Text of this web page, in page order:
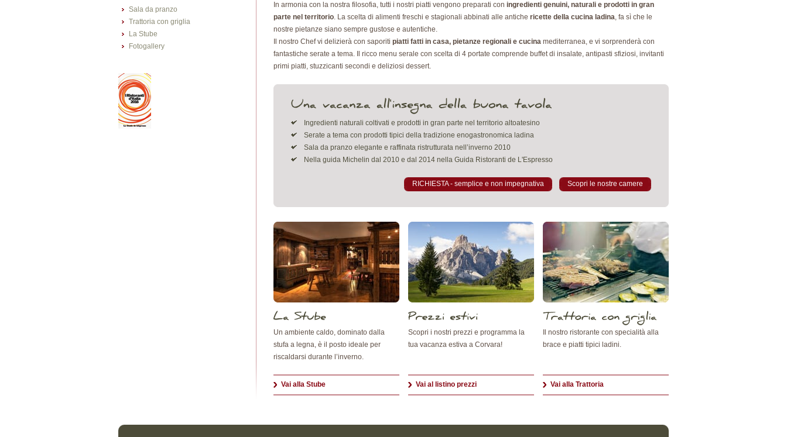
In armonia con la nostra filosofia, tutti i nostri piatti vengono preparati con ingredienti genuini, naturali e prodotti in gran
parte nel territorio. La scelta di alimenti freschi e stagionali abbinati alle antiche ricette della cucina ladina, fa sì che le
nostre pietanze siano sempre gustose e autentiche.
Il nostro Chef vi delizierà con saporiti piatti fatti in casa, pietanze regionali e cucina mediterranea, e vi sorprenderà con
fantastiche serate a tema. Il ricco menu serale con scelta di 4 portate comprende buffet di insalate, antipasti sfiziosi, invitanti
primi piatti, stuzzicanti secondi e deliziosi dessert.
Ingredienti naturali coltivati e prodotti in gran parte nel territorio altoatesino
Serate a tema con prodotti tipici della tradizione enogastronomica ladina
Sala da pranzo elegante e raffinata ristrutturata nell’inverno 2010
Nella guida Michelin dal 2010 e dal 2014 nella Guida Ristoranti de L'Espresso
Scopri le nostre camere
RICHIESTA - semplice e non impegnativa
Un ambiente caldo, dominato dalla
stufa a legna, è il posto ideale per
riscaldarsi durante l’inverno.
Scopri i nostri prezzi e programma la
tua vacanza estiva a Corvara!
Il nostro ristorante con specialità alla
brace e piatti tipici ladini.
Vai alla Stube Vai al listino prezzi Vai alla Trattoria
Sala da pranzo
Trattoria con griglia
La Stube
Fotogallery